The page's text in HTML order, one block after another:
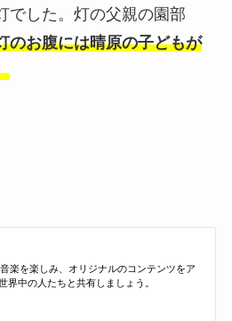
でした。灯の父親の園部
のお腹には晴原の子どもが